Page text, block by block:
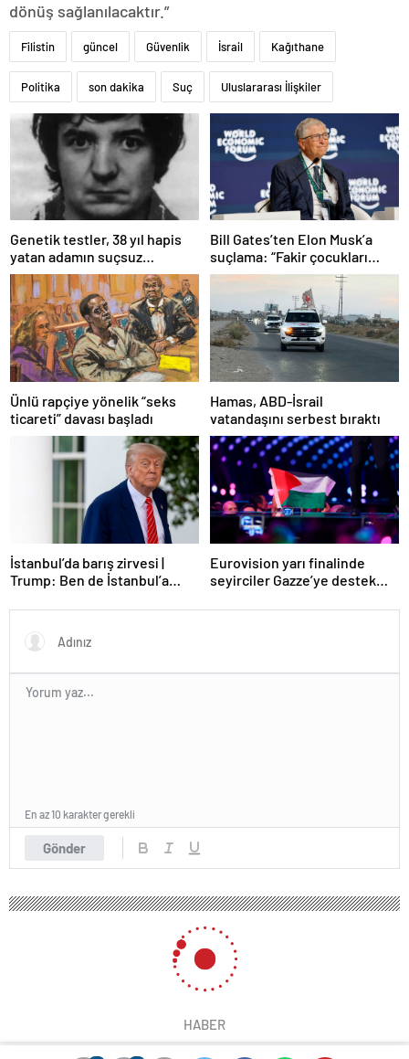
dönüş sağlanılacaktır.”
Filistin güncel Güvenlik İsrail Kağıthane
Politika son dakika Suç Uluslararası İlişkiler
Genetik testler, 38 yıl hapis
yatan adamın suçsuz
olduğunu ortaya çıkardı
Bill Gates’ten Elon Musk’a
suçlama: “Fakir çocukları
öldürdü”
Ünlü rapçiye yönelik “seks
ticareti” davası başladı
Hamas, ABD-İsrail
vatandaşını serbest bıraktı
İstanbul’da barış zirvesi |
Trump: Ben de İstanbul’a
Eurovision yarı finalinde
seyirciler Gazze’ye destek
Gönder
En az 10 karakter gerekli
HABER